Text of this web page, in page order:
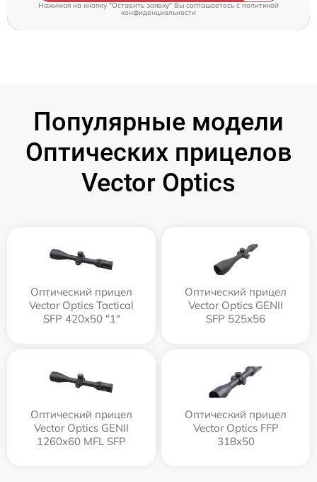
Нажимая на кнопку "Оставить заявку" Вы соглашаетесь cполитикой
конфиденциальности
Популярные модели
Оптических прицелов
Vector Optics
Оптический прицел
Vector Optics Tactical
SFP 420x50 "1"
Оптический прицел
Vector Optics GENII
SFP 525x56
Оптический прицел
Vector Optics GENII
1260x60 MFL SFP
Оптический прицел
Vector Optics FFP
318x50